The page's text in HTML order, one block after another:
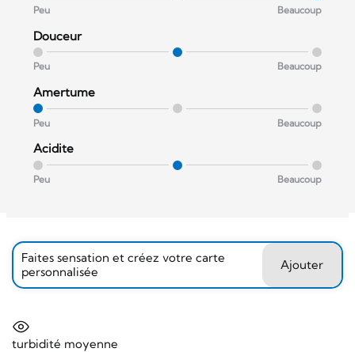
Peu Beaucoup
Douceur
Peu Beaucoup
Amertume
Peu Beaucoup
Acidite
Peu Beaucoup
Faites sensation et créez votre carte
personnalisée
Ajouter
turbidité moyenne